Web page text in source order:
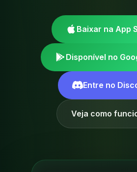
Baixar na App
Disponível no
Entre no
Veja como